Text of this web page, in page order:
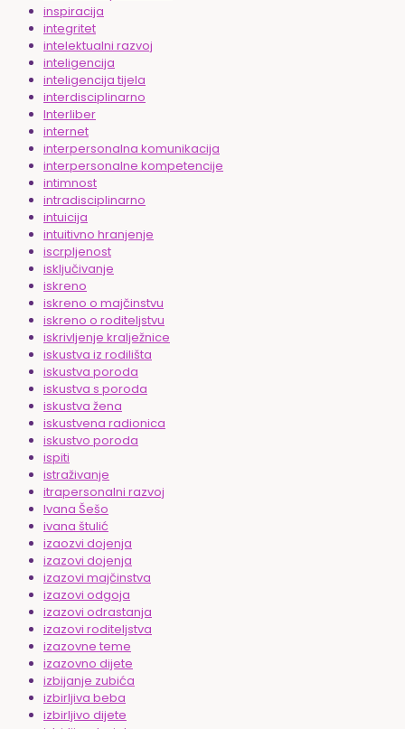
inspiracija
integritet
intelektualni razvoj
inteligencija
inteligencija tijela
interdisciplinarno
Interliber
internet
interpersonalna komunikacija
interpersonalne kompetencije
intimnost
intradisciplinarno
intuicija
intuitivno hranjenje
iscrpljenost
isključivanje
iskreno
iskreno o majčinstvu
iskreno o roditeljstvu
iskrivljenje kralježnice
iskustva iz rodilišta
iskustva poroda
iskustva s poroda
iskustva žena
iskustvena radionica
iskustvo poroda
ispiti
istraživanje
itrapersonalni razvoj
Ivana Šešo
ivana štulić
izaozvi dojenja
izazovi dojenja
izazovi majčinstva
izazovi odgoja
izazovi odrastanja
izazovi roditeljstva
izazovne teme
izazovno dijete
izbijanje zubića
izbirljiva beba
izbirljivo dijete